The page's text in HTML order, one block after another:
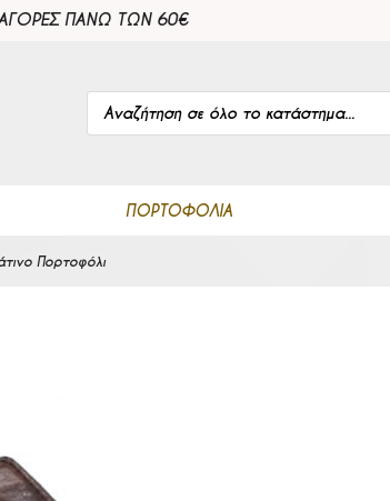
ΠΑΝΩ ΤΩΝ 60€
Αναζήτηση
ΠΟΡΤΟΦΌΛΙΑ
Πορτοφόλι